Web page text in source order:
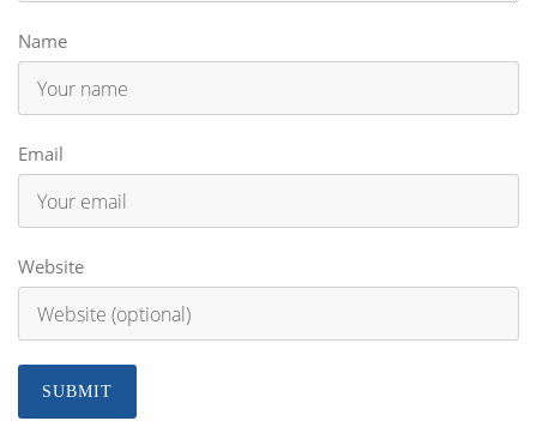
Name
Email
Website